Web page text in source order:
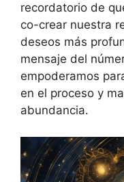
recordatorio de
co-crear nuestra
deseos más
mensaje del
empoderamos
en el proceso y
abundancia.